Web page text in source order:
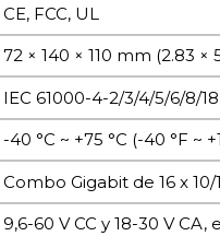
CE, FCC, UL
72 × 140 × 110 mm (2.83 ×
IEC 61000-4-2/3/4/5/6/8/
-40 °C ~ +75 °C (-40 °F ~
Combo Gigabit de 16 x
9,6-60 V CC y 18-30 V